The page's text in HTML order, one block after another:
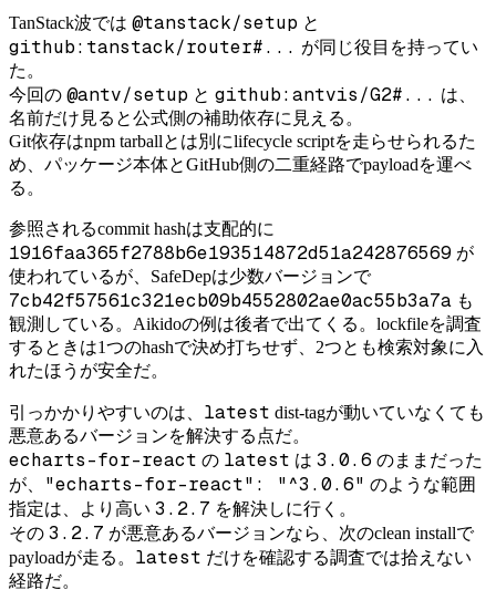
TanStack波では @tanstack/setup と
github:tanstack/router#... が同じ役目を持ってい
た。
今回の @antv/setup と github:antvis/G2#... は、
名前だけ見ると公式側の補助依存に見える。
Git依存はnpm tarballとは別にlifecycle scriptを走らせられるた
め、パッケージ本体とGitHub側の二重経路でpayloadを運べ
る。
参照されるcommit hashは支配的に
1916faa365f2788b6e193514872d51a242876569 が
使われているが、SafeDepは少数バージョンで
7cb42f57561c321ecb09b4552802ae0ac55b3a7a も
観測している。Aikidoの例は後者で出てくる。lockfileを調査
するときは1つのhashで決め打ちせず、2つとも検索対象に入
れたほうが安全だ。
引っかかりやすいのは、 latest dist-tagが動いていなくても
悪意あるバージョンを解決する点だ。
echarts-for-react の latest は 3.0.6 のままだった
が、
"echarts-for-react": "^3.0.6" のような範囲
指定は、より高い 3.2.7 を解決しに行く。
その 3.2.7 が悪意あるバージョンなら、次のclean installで
payloadが走る。 latest だけを確認する調査では拾えない
経路だ。